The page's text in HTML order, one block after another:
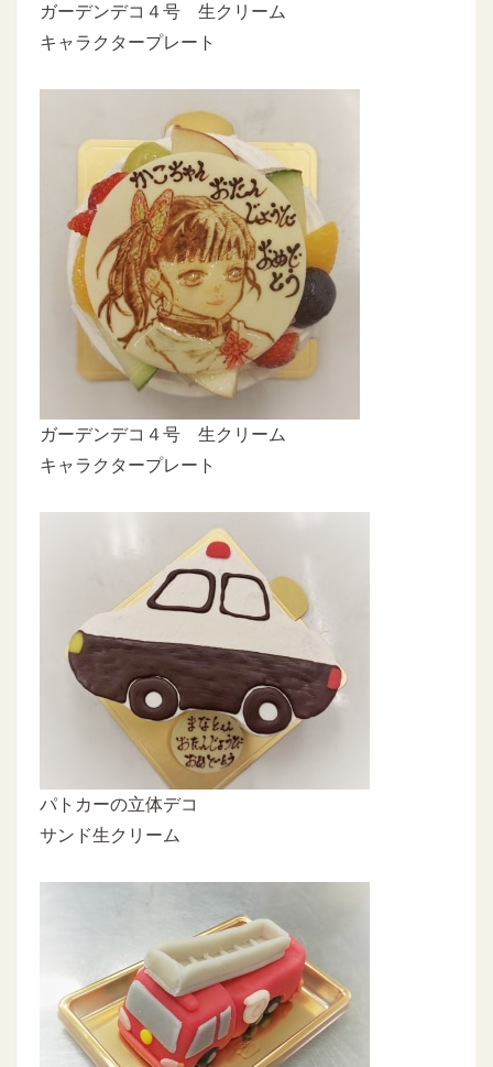
ガーデンデコ４号 生クリーム
キャラクタープレート
ガーデンデコ４号 生クリーム
キャラクタープレート
パトカーの立体デコ
サンド生クリーム